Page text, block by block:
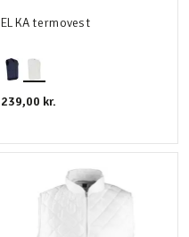
ELKA termovest
239,00 kr.